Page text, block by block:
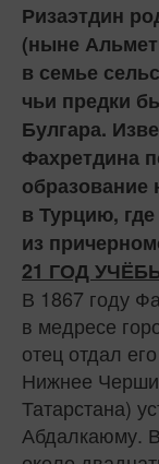
Ризаэтдин
(ныне
в семье
чьи предки
Булгара.
Фахретдина
образование
в Турцию,
из
21 ГОД
В 1867 году
в медресе
отец отдал
Нижнее
Татарстана)
Абдалкаюму.